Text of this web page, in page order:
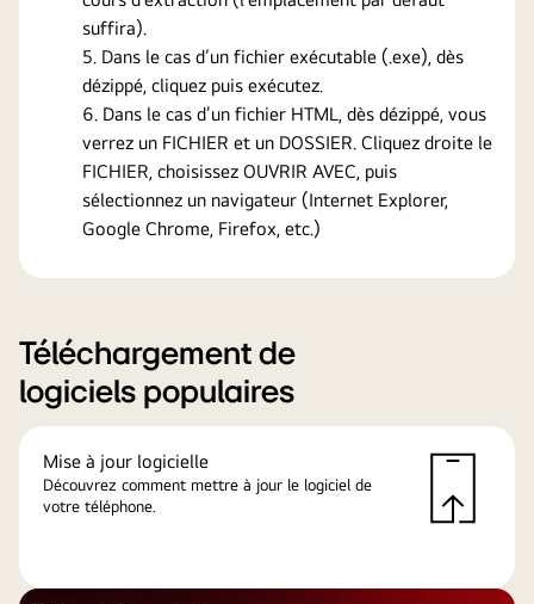
suffira).
Dans le cas d’un fichier exécutable (.exe), dès
dézippé, cliquez puis exécutez.
Dans le cas d’un fichier HTML, dès dézippé, vous
verrez un FICHIER et un DOSSIER. Cliquez droite le
FICHIER, choisissez OUVRIR AVEC, puis
sélectionnez un navigateur (Internet Explorer,
Google Chrome, Firefox, etc.)
Téléchargement de
logiciels populaires
Mise à jour logicielle
Découvrez comment mettre à jour le logiciel de
votre téléphone.